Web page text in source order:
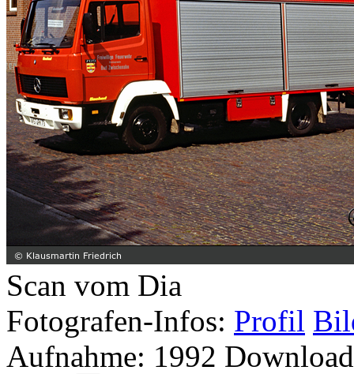
Scan vom Dia
Fotografen-Infos: Profil
Aufnahme: 1992